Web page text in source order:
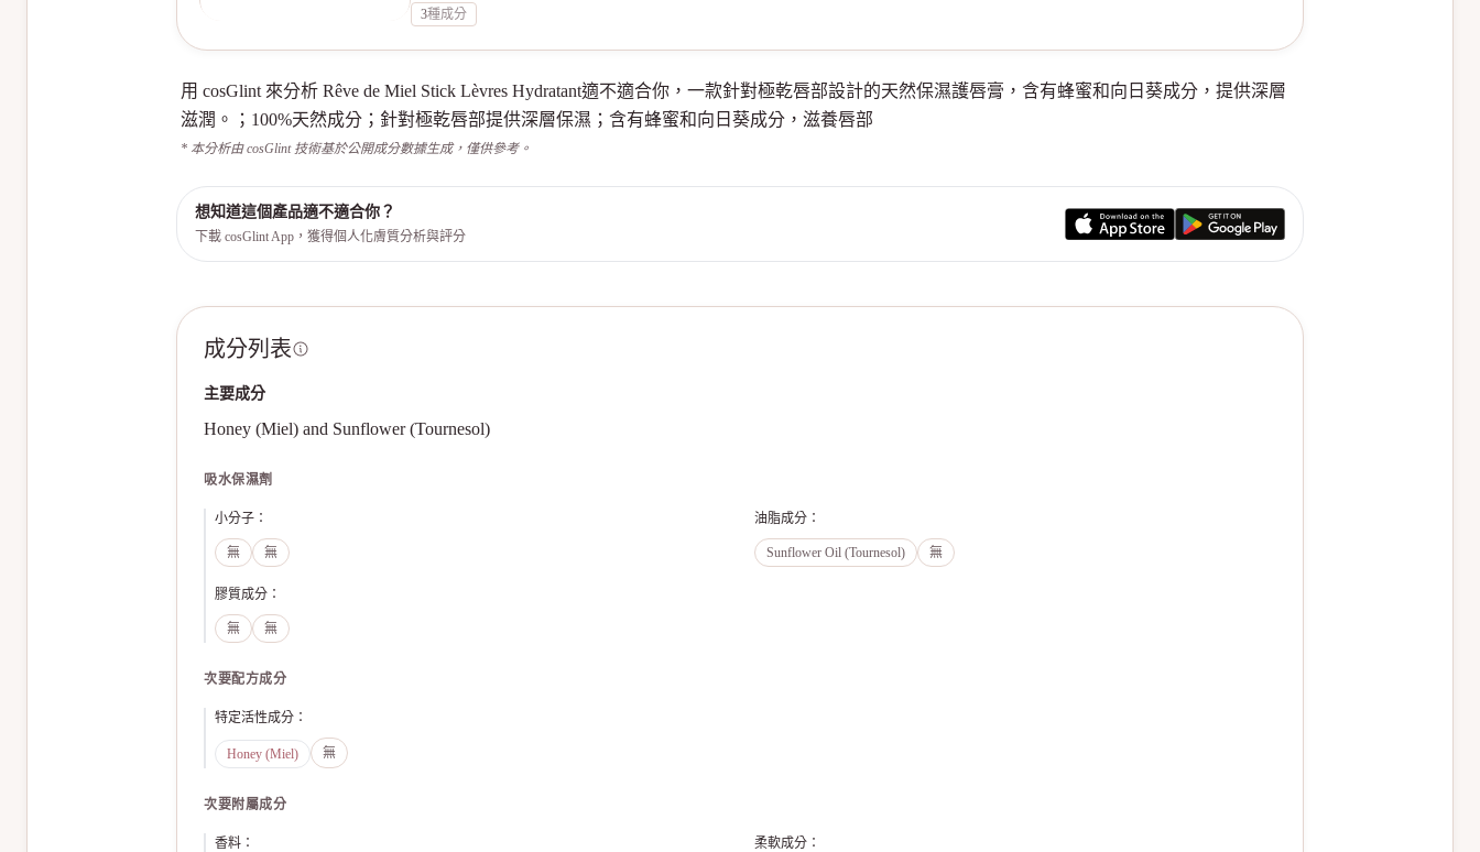
3種成分
用 cosGlint 來分析 Rêve de Miel Stick Lèvres Hydratant適不適合你，一款針對極乾唇部設計的天然保濕護唇膏，含有蜂蜜和向日葵成分，提供深層
滋潤。；100%天然成分；針對極乾唇部提供深層保濕；含有蜂蜜和向日葵成分，滋養唇部
* 本分析由 cosGlint 技術基於公開成分數據生成，僅供參考。
想知道這個產品適不適合你？
下載 cosGlint App，獲得個人化膚質分析與評分
成分列表
主要成分
Honey (Miel) and Sunflower (Tournesol)
吸水保濕劑
小分子 ：
無 無
油脂成分 ：
Sunflower Oil (Tournesol) 無
膠質成分 ：
無 無
次要配方成分
特定活性成分 ：
Honey (Miel) 無
次要附屬成分
香料 ： 柔軟成分 ：